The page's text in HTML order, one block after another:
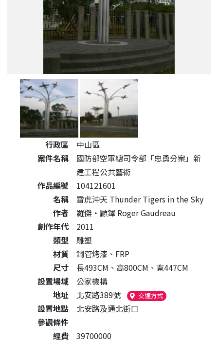
公共藝術作品詳細資料
行政區
中山區
案件名稱
國防部空軍總司令部「忠勇分案」新
建工程公共藝術
作品編號
104121601
名稱
雷虎沖天 Thunder Tigers in the Sky
作者
羅傑‧顧鐸 Roger Gaudreau
創作年代
2011
類型
雕塑
材質
鋼管烤漆、FRP
尺寸
長493CM、高800CM、寬447CM
設置場域
公家機構
地址
北安路389號 交通方式（另開新視窗）
設置地點
北安路及通北街口
參觀條件
經費
39700000